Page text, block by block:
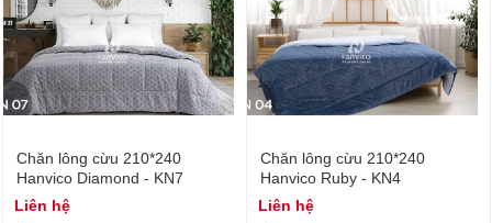
Chăn lông cừu 210*240
Hanvico Diamond - KN7
Liên hệ
Chăn lông cừu 210*240
Hanvico Ruby - KN4
Liên hệ